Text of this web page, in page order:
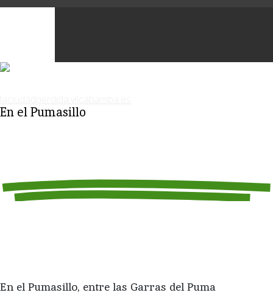
En el Pumasillo
En el Pumasillo, entre las Garras del Puma